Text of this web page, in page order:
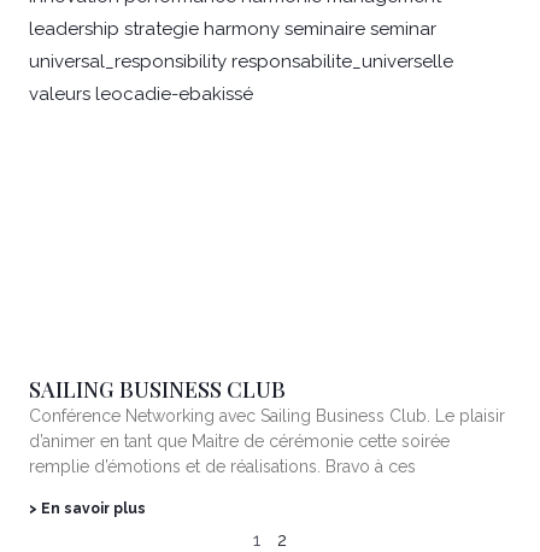
SAILING BUSINESS CLUB
Conférence Networking avec Sailing Business Club. Le plaisir
d’animer en tant que Maitre de cérémonie cette soirée
remplie d’émotions et de réalisations. Bravo à ces
> En savoir plus
1 2